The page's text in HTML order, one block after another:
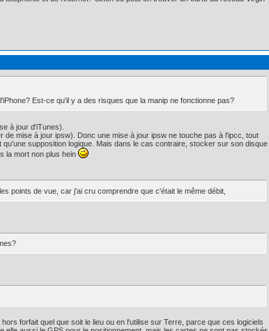
Est-ce qu'il y a des risques que la manip ne fonctionne pas?
à jour d'iTunes).
mise à jour ipsw). Donc une mise à jour ipsw ne touche pas à l'ipcc, tout
supposition logique. Mais dans le cas contraire, stocker sur son disque
la mort non plus hein
points de vue, car j'ai cru comprendre que c'était le même débit,
forfait quel que soit le lieu ou en l'utilise sur Terre, parce que ces logiciels